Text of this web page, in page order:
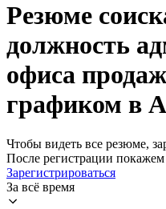
Резюме
должность
офиса
графиком в
Чтобы видеть все резюме,
После регистрации
Зарегистрироваться
За всё время